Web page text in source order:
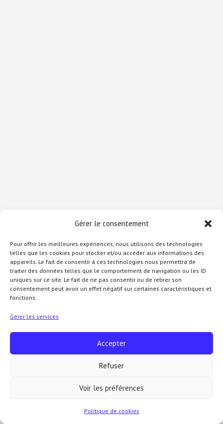
Gérer le consentement
Pour offrir les meilleures expériences, nous utilisons des technologies
telles que les cookies pour stocker et/ou accéder aux informations des
appareils. Le fait de consentir à ces technologies nous permettra de
traiter des données telles que le comportement de navigation ou les ID
uniques sur ce site. Le fait de ne pas consentir ou de retirer son
consentement peut avoir un effet négatif sur certaines caractéristiques et
fonctions.
Gérer les services
Accepter
Refuser
Voir les préférences
Politique de cookies